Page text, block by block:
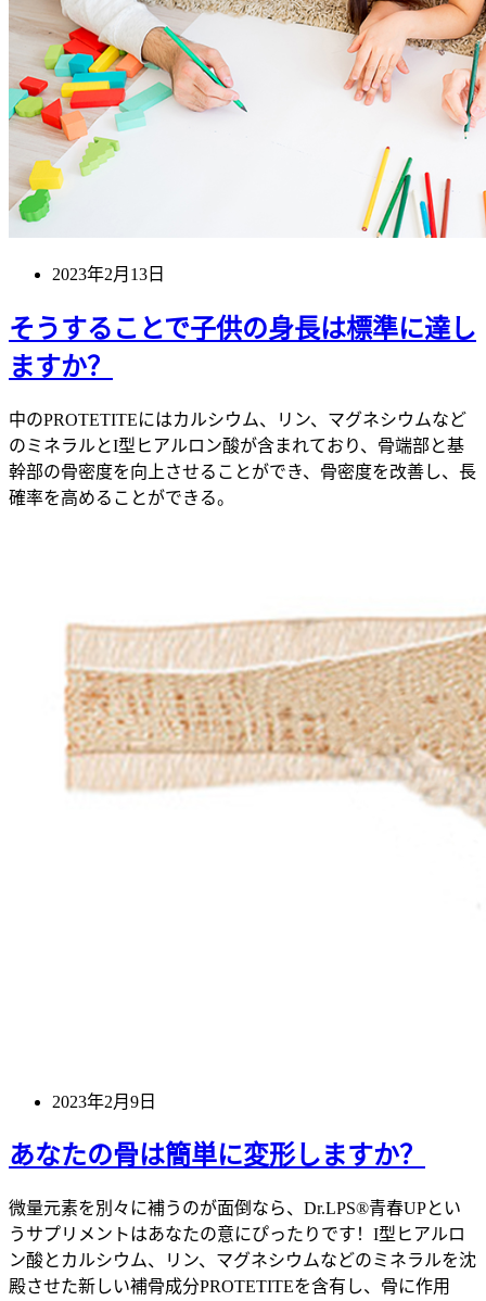
2023年2月13日
そうすることで子供の身長は標準に達し
ますか？
中のPROTETITEにはカルシウム、リン、マグネシウムなど
のミネラルとI型ヒアルロン酸が含まれており、骨端部と基
幹部の骨密度を向上させることができ、骨密度を改善し、長
確率を高めることができる。
2023年2月9日
あなたの骨は簡単に変形しますか？
微量元素を別々に補うのが面倒なら、Dr.LPS®青春UPとい
うサプリメントはあなたの意にぴったりです！I型ヒアルロ
ン酸とカルシウム、リン、マグネシウムなどのミネラルを沈
殿させた新しい補骨成分PROTETITEを含有し、骨に作用